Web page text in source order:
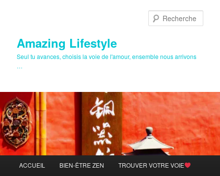
Amazing Lifestyle
Seul tu avances, choisis la voie de l'amour, ensemble nous arrivons
…
principal
ACCUEIL BIEN-ÊTRE ZEN TROUVER VOTRE VOIE